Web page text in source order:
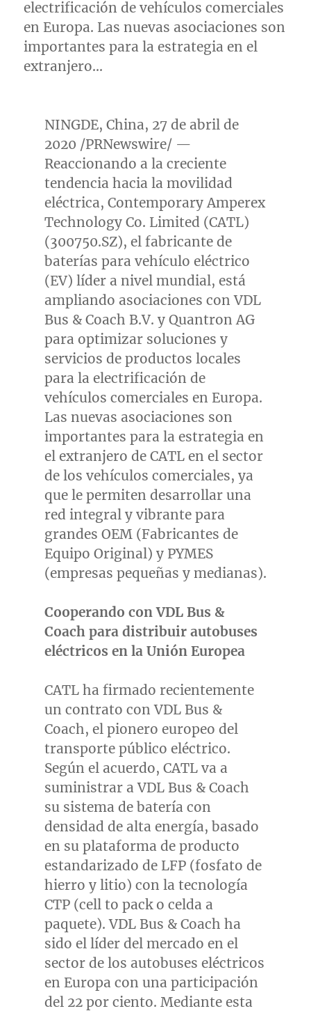
electrificación de vehículos comerciales
en Europa. Las nuevas asociaciones son
importantes para la estrategia en el
extranjero…
NINGDE, China, 27 de abril de
2020 /PRNewswire/ —
Reaccionando a la creciente
tendencia hacia la movilidad
eléctrica, Contemporary Amperex
Technology Co. Limited (CATL)
(300750.SZ), el fabricante de
baterías para vehículo eléctrico
(EV) líder a nivel mundial, está
ampliando asociaciones con VDL
Bus & Coach B.V. y Quantron AG
para optimizar soluciones y
servicios de productos locales
para la electrificación de
vehículos comerciales en Europa.
Las nuevas asociaciones son
importantes para la estrategia en
el extranjero de CATL en el sector
de los vehículos comerciales, ya
que le permiten desarrollar una
red integral y vibrante para
grandes OEM (Fabricantes de
Equipo Original) y PYMES
(empresas pequeñas y medianas).
Cooperando con VDL Bus &
Coach para distribuir autobuses
eléctricos en la Unión Europea
CATL ha firmado recientemente
un contrato con VDL Bus &
Coach, el pionero europeo del
transporte público eléctrico.
Según el acuerdo, CATL va a
suministrar a VDL Bus & Coach
su sistema de batería con
densidad de alta energía, basado
en su plataforma de producto
estandarizado de LFP (fosfato de
hierro y litio) con la tecnología
CTP (cell to pack o celda a
paquete). VDL Bus & Coach ha
sido el líder del mercado en el
sector de los autobuses eléctricos
en Europa con una participación
del 22 por ciento. Mediante esta